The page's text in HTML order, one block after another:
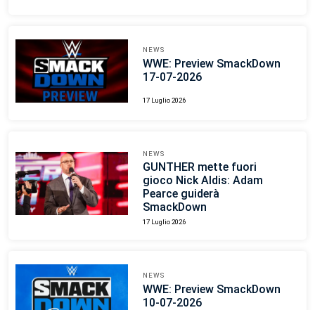
NEWS
WWE: Preview SmackDown
17-07-2026
17 Luglio 2026
NEWS
GUNTHER mette fuori
gioco Nick Aldis: Adam
Pearce guiderà
SmackDown
17 Luglio 2026
NEWS
WWE: Preview SmackDown
10-07-2026